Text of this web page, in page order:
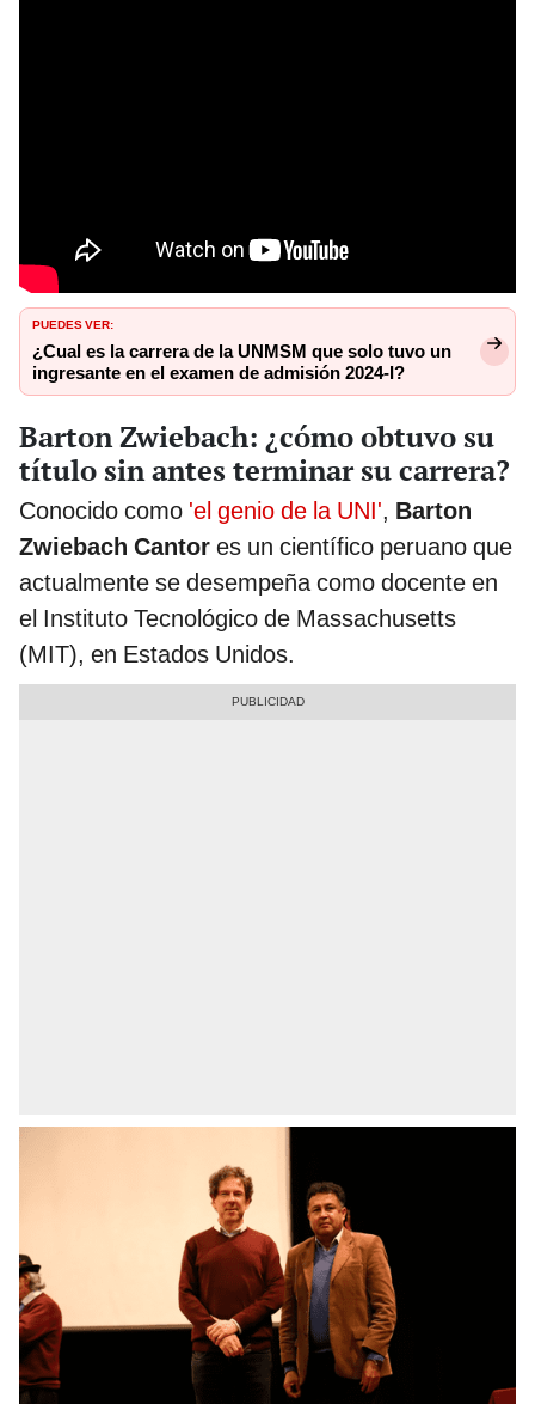
PUEDES VER:
¿Cual es la carrera de la UNMSM que solo tuvo un
ingresante en el examen de admisión 2024-I?
Barton Zwiebach: ¿cómo obtuvo su
título sin antes terminar su carrera?
Conocido como 'el genio de la UNI', Barton
Zwiebach Cantor es un científico peruano que
actualmente se desempeña como docente en
el Instituto Tecnológico de Massachusetts
(MIT), en Estados Unidos.